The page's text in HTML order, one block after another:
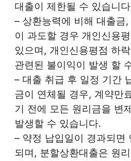
대출이 제한될 수 있습니
– 상환능력에 비해 대출금
이 과도할 경우 개인신용
있으며, 개인신용평점 하
관련된 불이익이 발생 할
– 대출 취급 후 일정 기간
금이 연체될 경우, 계약만
기 전에 모든 원리금을 변
발생할 수 있습니다.
– 약정 납입일이 경과되면
되며, 분할상환대출은 원